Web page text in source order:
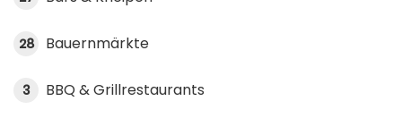
28 Bauernmärkte
3 BBQ & Grillrestaurants